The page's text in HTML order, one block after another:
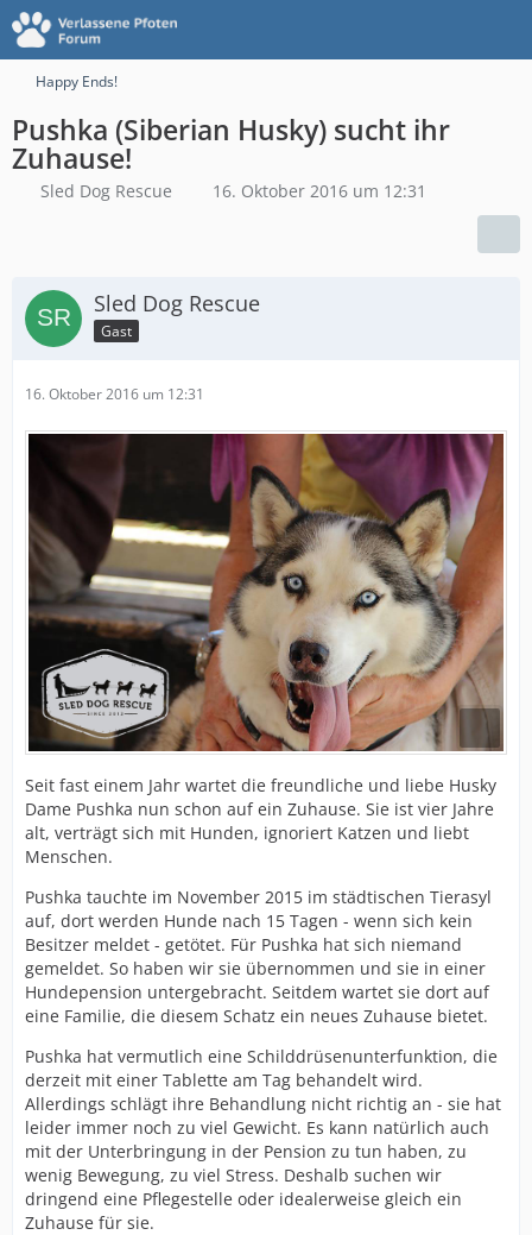
Happy Ends!
Pushka (Siberian Husky) sucht ihr
Zuhause!
Sled Dog Rescue 16. Oktober 2016 um 12:31
Sled Dog Rescue
Gast
16. Oktober 2016 um 12:31
Seit fast einem Jahr wartet die freundliche und liebe Husky
Dame Pushka nun schon auf ein Zuhause. Sie ist vier Jahre
alt, verträgt sich mit Hunden, ignoriert Katzen und liebt
Menschen.
Pushka tauchte im November 2015 im städtischen Tierasyl
auf, dort werden Hunde nach 15 Tagen - wenn sich kein
Besitzer meldet - getötet. Für Pushka hat sich niemand
gemeldet. So haben wir sie übernommen und sie in einer
Hundepension untergebracht. Seitdem wartet sie dort auf
eine Familie, die diesem Schatz ein neues Zuhause bietet.
Pushka hat vermutlich eine Schilddrüsenunterfunktion, die
derzeit mit einer Tablette am Tag behandelt wird.
Allerdings schlägt ihre Behandlung nicht richtig an - sie hat
leider immer noch zu viel Gewicht. Es kann natürlich auch
mit der Unterbringung in der Pension zu tun haben, zu
wenig Bewegung, zu viel Stress. Deshalb suchen wir
dringend eine Pflegestelle oder idealerweise gleich ein
Zuhause für sie.